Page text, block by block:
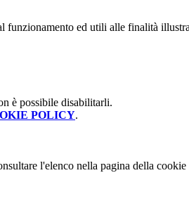
funzionamento ed utili alle finalità
è possibile disabilitarli.
POLICY.
l'elenco nella pagina della